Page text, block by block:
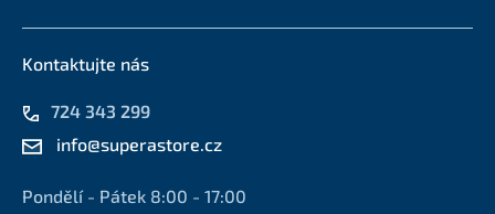
Kontaktujte nás
724 343 299
info@superastore.cz
Pondělí - Pátek 8:00 - 17:00